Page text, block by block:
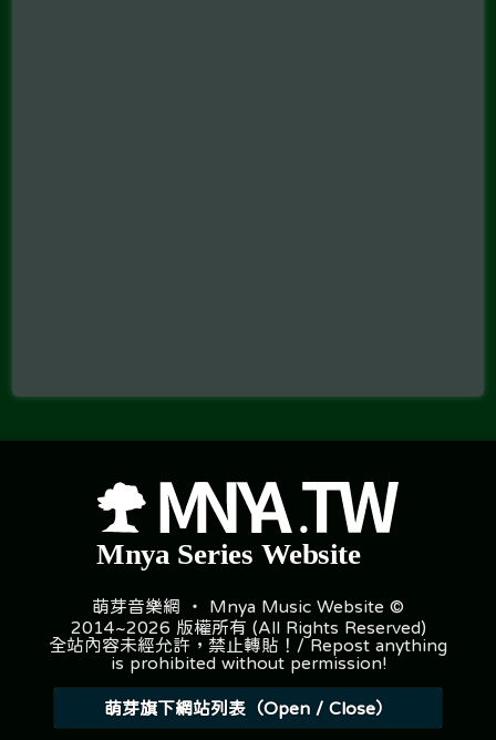
萌芽音樂網 ‧ Mnya Music Website ©
2014~2026 版權所有 (All Rights Reserved)
全站內容未經允許，禁止轉貼！/ Repost anything
is prohibited without permission!
萌芽旗下網站列表（Open / Close）